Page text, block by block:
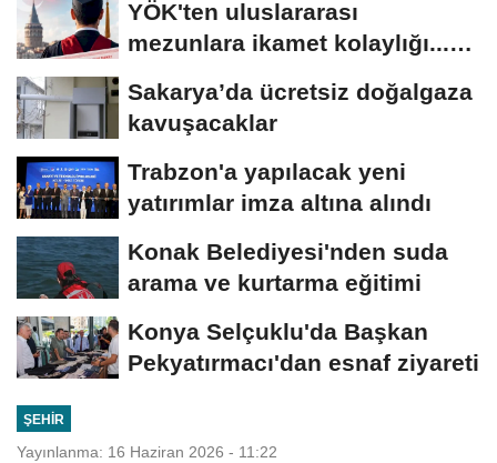
YÖK'ten uluslararası
mezunlara ikamet kolaylığı...
Sakarya’da ücretsiz doğalgaza
kavuşacaklar
Trabzon'a yapılacak yeni
yatırımlar imza altına alındı
Konak Belediyesi'nden suda
arama ve kurtarma eğitimi
Konya Selçuklu'da Başkan
Pekyatırmacı'dan esnaf ziyareti
ŞEHIR
Yayınlanma: 16 Haziran 2026 - 11:22